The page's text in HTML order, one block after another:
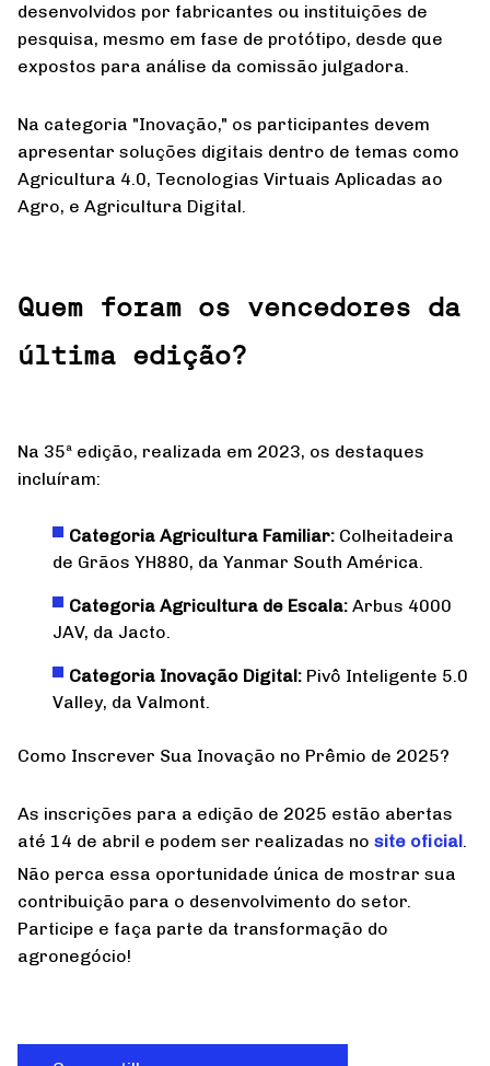
desenvolvidos por fabricantes ou instituições de
pesquisa, mesmo em fase de protótipo, desde que
expostos para análise da comissão julgadora.
Na categoria "Inovação," os participantes devem
apresentar soluções digitais dentro de temas como
Agricultura 4.0, Tecnologias Virtuais Aplicadas ao
Agro, e Agricultura Digital.
Quem foram os vencedores da
última edição?
Na 35ª edição, realizada em 2023, os destaques
incluíram:
Categoria Agricultura Familiar: Colheitadeira
de Grãos YH880, da Yanmar South América.
Categoria Agricultura de Escala: Arbus 4000
JAV, da Jacto.
Categoria Inovação Digital: Pivô Inteligente 5.0
Valley, da Valmont.
Como Inscrever Sua Inovação no Prêmio de 2025?
As inscrições para a edição de 2025 estão abertas
até 14 de abril e podem ser realizadas no site oficial.
Não perca essa oportunidade única de mostrar sua
contribuição para o desenvolvimento do setor.
Participe e faça parte da transformação do
agronegócio!